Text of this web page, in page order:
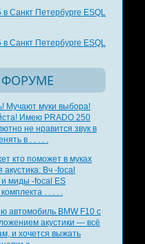
Санкт Петербурге ESQL
Санкт Петербурге ESQL
Мучают муки выбора!
Имею PRADO 250
не нравится звук в
в . . . . .
кто поможет в муках
Вч -focal
и миды -focal ES
. . . . .
автомобиль BMW F10 с
акустики — всё
и хочется выжать